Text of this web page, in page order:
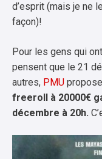
d’esprit (mais je ne
façon)!
Pour les gens qui
pensent que le 21
autres, PMU
freeroll à 20000€
décembre à 20h.